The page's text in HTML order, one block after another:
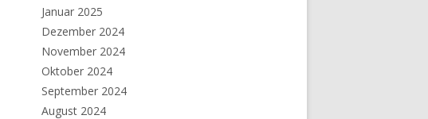
Januar 2025
Dezember 2024
November 2024
Oktober 2024
September 2024
August 2024